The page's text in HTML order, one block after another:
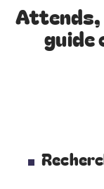
guide